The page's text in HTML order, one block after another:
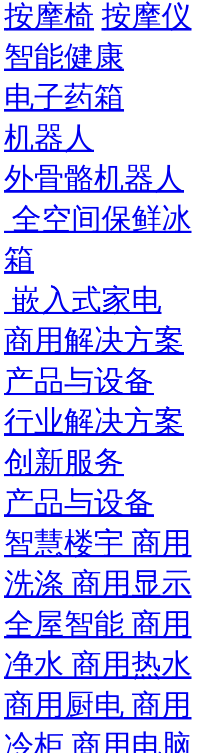
按摩椅 按摩仪
智能健康
电子药箱
机器人
外骨骼机器人
全空间保鲜冰
箱
嵌入式家电
商用解决方案
产品与设备
行业解决方案
创新服务
产品与设备
智慧楼宇 商用
洗涤 商用显示
全屋智能 商用
净水 商用热水
商用厨电 商用
冷柜 商用电脑